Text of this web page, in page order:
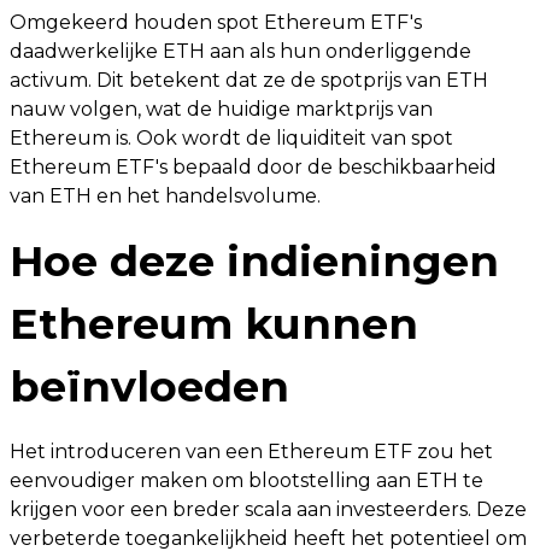
Omgekeerd houden spot Ethereum ETF's
daadwerkelijke ETH aan als hun onderliggende
activum. Dit betekent dat ze de spotprijs van ETH
nauw volgen, wat de huidige marktprijs van
Ethereum is. Ook wordt de liquiditeit van spot
Ethereum ETF's bepaald door de beschikbaarheid
van ETH en het handelsvolume.
Hoe deze indieningen
Ethereum kunnen
beïnvloeden
Het introduceren van een Ethereum ETF zou het
eenvoudiger maken om blootstelling aan ETH te
krijgen voor een breder scala aan investeerders. Deze
verbeterde toegankelijkheid heeft het potentieel om